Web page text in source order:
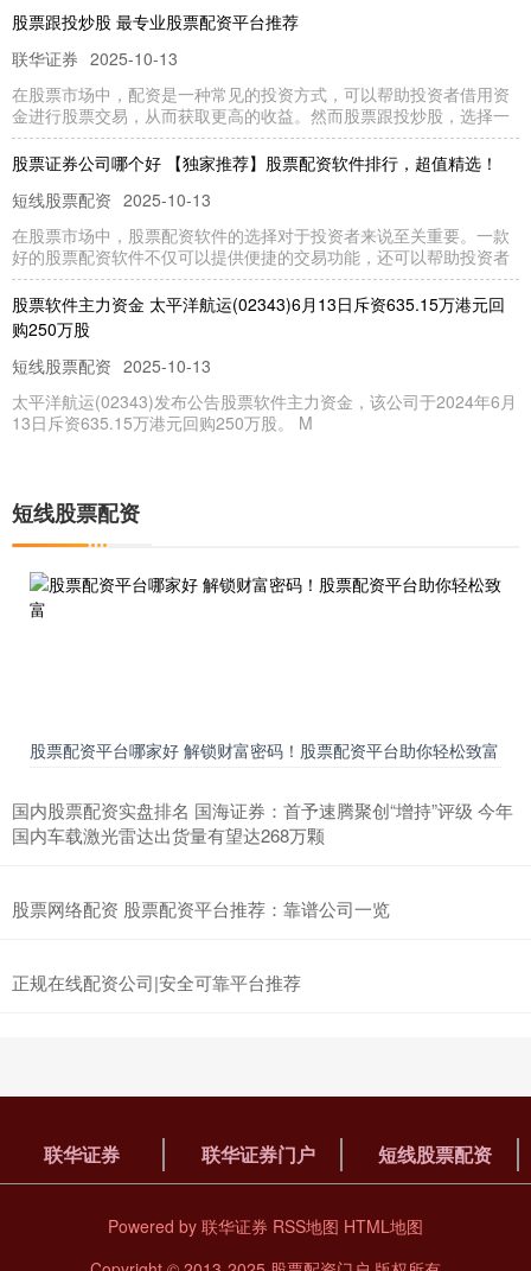
股票跟投炒股 最专业股票配资平台推荐
联华证券 2025-10-13
在股票市场中，配资是一种常见的投资方式，可以帮助投资者借用资
金进行股票交易，从而获取更高的收益。然而股票跟投炒股，选择一
股票证券公司哪个好 【独家推荐】股票配资软件排行，超值精选！
短线股票配资 2025-10-13
在股票市场中，股票配资软件的选择对于投资者来说至关重要。一款
好的股票配资软件不仅可以提供便捷的交易功能，还可以帮助投资者
股票软件主力资金 太平洋航运(02343)6月13日斥资635.15万港元回
购250万股
短线股票配资 2025-10-13
太平洋航运(02343)发布公告股票软件主力资金，该公司于2024年6月
13日斥资635.15万港元回购250万股。 M
联华证券门户 2025-10-13
金科服务(09666)发布公告邯郸股票配资，该公司于2024年6月13日斥
靠谱股票配资 央行大动作！国家队收储商品房将提速
怎么炒股配资 高收益股票配资平台招商，共创财富新篇章
尊敬的合作伙伴， * **放大资金：**配资可以将投资者的资金放大数
倍，从而增加交易规模和收益空间。 我们诚挚地邀请您加
股票配资平台为投资者提供了一个绝佳的机会股配资平台，可以放大
短线股票配资
股票配资平台哪家好 解锁财富密码！股票配资平台助你轻松致富
国内股票配资实盘排名 国海证券：首予速腾聚创“增持”评级 今年
国内车载激光雷达出货量有望达268万颗
股票网络配资 股票配资平台推荐：靠谱公司一览
正规在线配资公司|安全可靠平台推荐
联华证券 联华证券门户 短线股票配资
Powered by 联华证券 RSS地图 HTML地图